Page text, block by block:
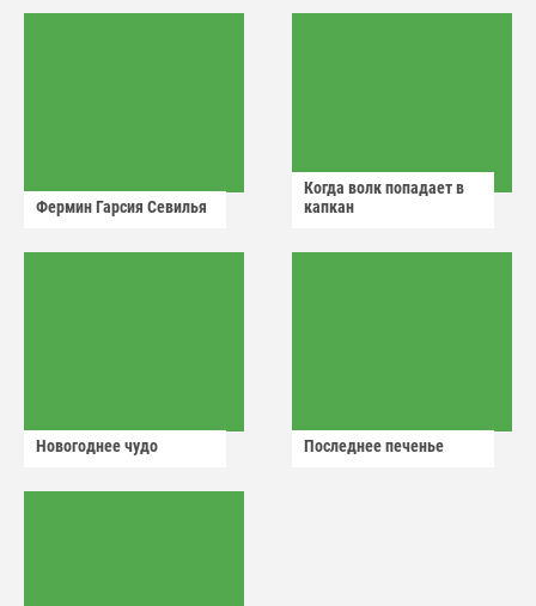
Фермин Гарсия Севилья
Когда волк попадает в
капкан
Новогоднее чудо Последнее печенье